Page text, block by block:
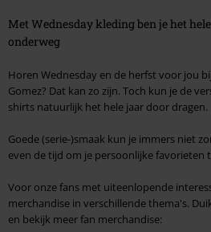
Met Wednesday kleding ben je het
onderweg
Horen Wednesday en de herfst voor jou
Gomez? Dat kan zo zijn. Toch kun je de
shirts natuurlijk het hele jaar door dragen.
Goede (serie-)smaak kun je immers niet
even de tijd om je persoonlijke favorieten
Voor onze fans met uiteenlopende
merchandise in verschillende thema's.
en bekijk meer fan merchandise: